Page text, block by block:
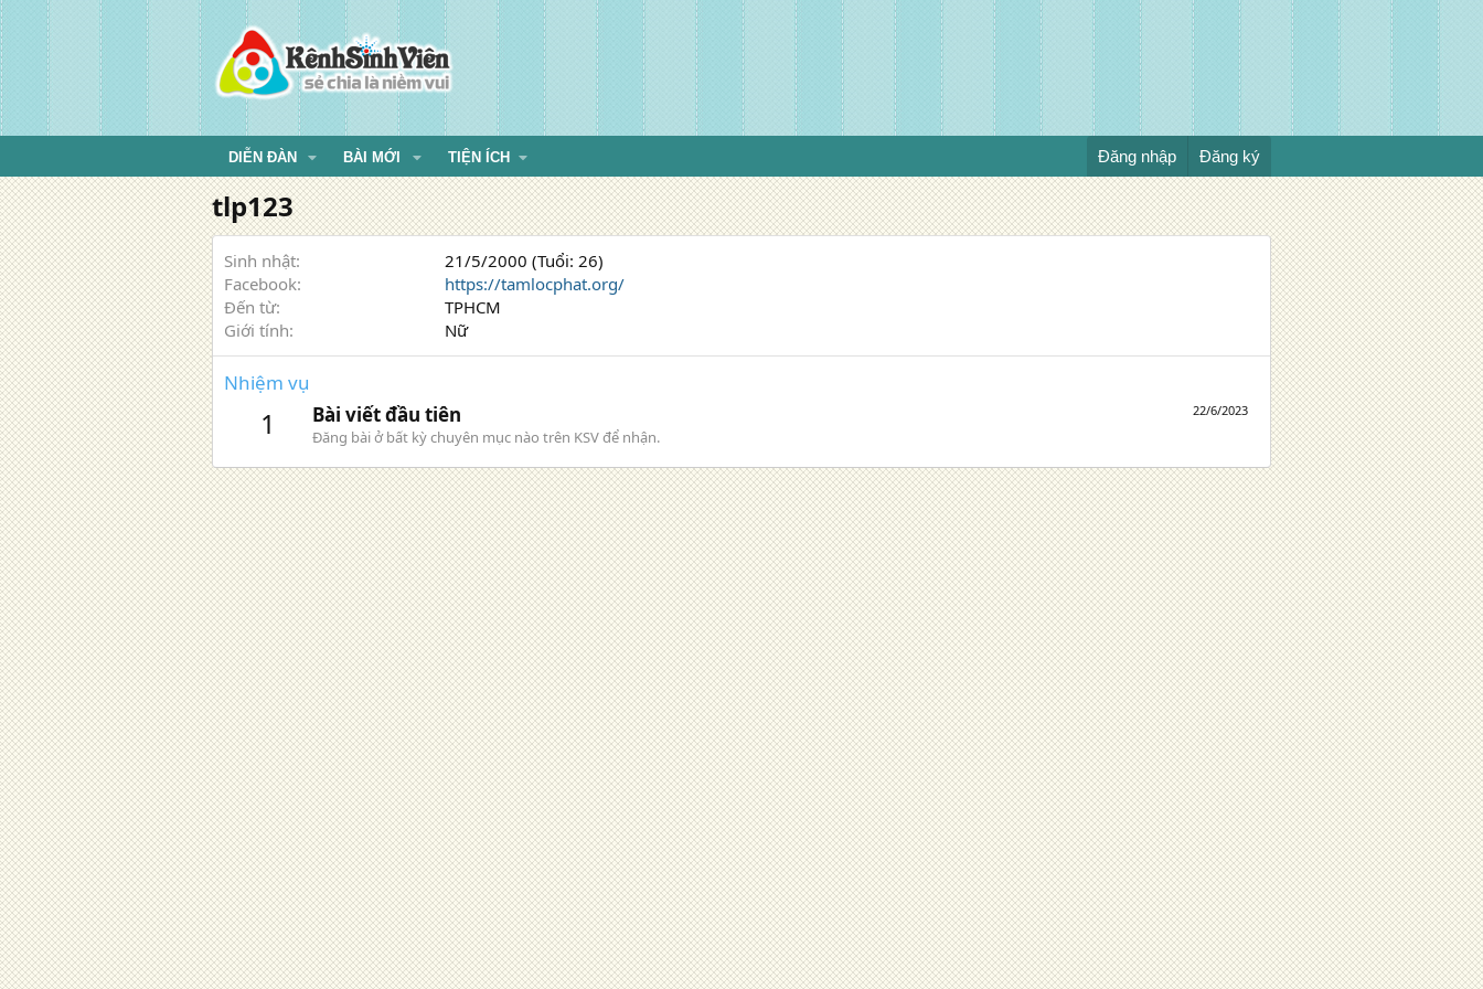
DIỄN ĐÀN BÀI MỚI TIỆN ÍCH Đăng nhập Đăng ký
tlp123
Sinh nhật
21/5/2000 (Tuổi: 26)
Facebook
https://tamlocphat.org/
Đến từ
TPHCM
Giới tính
Nữ
Nhiệm vụ
1 22/6/2023
Bài viết đầu tiên
Đăng bài ở bất kỳ chuyên mục nào trên KSV để nhận.